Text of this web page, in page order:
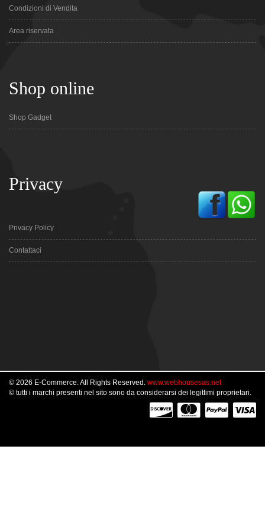
Condizioni di Vendita
Area riservata
Shop online
Shop Gadget
Privacy
Privacy Policy
Contattaci
© 2026 E-Commerce. All Rights Reserved. www.webhousesas.net
© tutti i marchi presenti nel sito sono da considerarsi dei legittimi proprietari.